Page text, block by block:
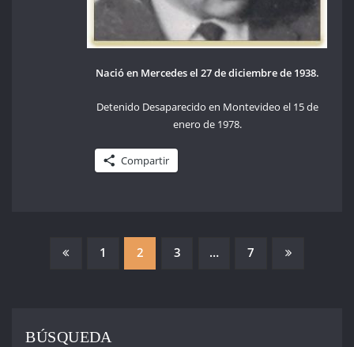
Nació en Mercedes el 27 de diciembre de 1938.
Detenido Desaparecido en Montevideo el 15 de
enero de 1978.
Compartir
PAGINACIÓN
ENTRADAS
1 2 3 … 7
BÚSQUEDA